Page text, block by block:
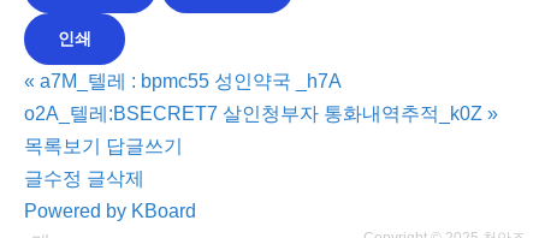
인쇄
« a7M_텔레 : bpmc55 성인약국 _h7A
o2A_텔레:BSECRET7 살인청부자 통화내역추적_k0Z »
목록보기 답글쓰기
글수정 글삭제
Powered by KBoard